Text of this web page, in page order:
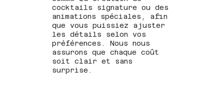
cocktails signature ou des
animations spéciales, afin
que vous puissiez ajuster
les détails selon vos
préférences. Nous nous
assurons que chaque coût
soit clair et sans
surprise.